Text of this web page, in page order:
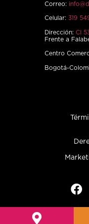
Correo:
Celular: 319
Dirección: Cl
Frente a
Centro
Bogotá-